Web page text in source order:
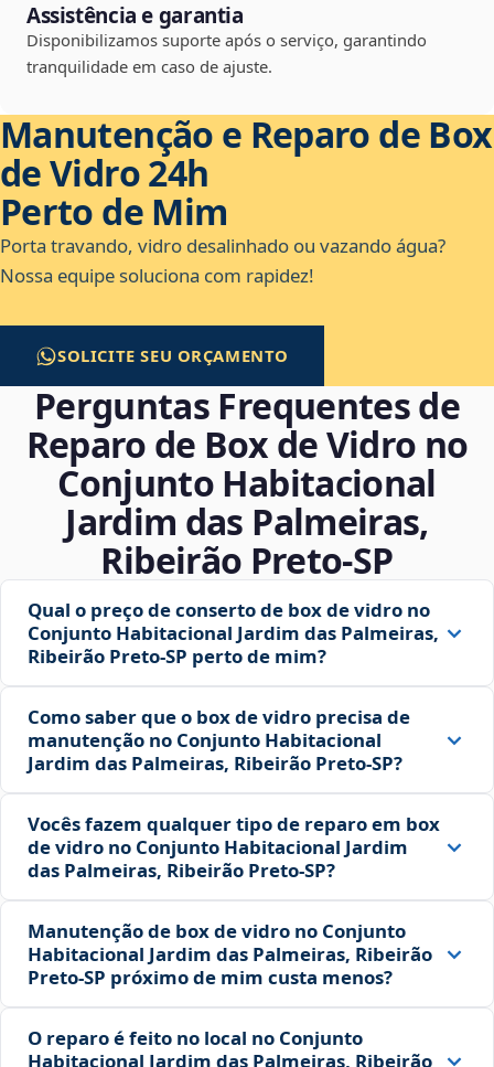
Assistência e garantia
Disponibilizamos suporte após o serviço, garantindo
tranquilidade em caso de ajuste.
Manutenção e Reparo de Box
de Vidro 24h
Perto de Mim
Porta travando, vidro desalinhado ou vazando água?
Nossa equipe soluciona com rapidez!
SOLICITE SEU ORÇAMENTO
Perguntas Frequentes de
Reparo de Box de Vidro no
Conjunto Habitacional
Jardim das Palmeiras,
Ribeirão Preto‑SP
Qual o preço de conserto de box de vidro no
Conjunto Habitacional Jardim das Palmeiras,
Ribeirão Preto‑SP perto de mim?
Como saber que o box de vidro precisa de
manutenção no Conjunto Habitacional
Jardim das Palmeiras, Ribeirão Preto‑SP?
Vocês fazem qualquer tipo de reparo em box
de vidro no Conjunto Habitacional Jardim
das Palmeiras, Ribeirão Preto‑SP?
Manutenção de box de vidro no Conjunto
Habitacional Jardim das Palmeiras, Ribeirão
Preto‑SP próximo de mim custa menos?
O reparo é feito no local no Conjunto
Habitacional Jardim das Palmeiras, Ribeirão